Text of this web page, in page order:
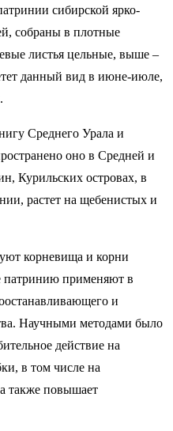
сибирской ярко-
собраны в плотные
листья цельные, выше –
данный вид в июне-июле,
Среднего Урала и
оно в Средней и
Курильских островах, в
растет на щебенистых и
корневища и корни
патринию применяют в
и
Научными методами было
действие на
в том числе на
также повышает